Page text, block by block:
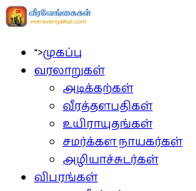
">முகப்பு
வரலாறுகள்
அடிக்கற்கள்
வீரத்தளபதிகள்
உயிராயுதங்கள்
சமர்க்கள நாயகர்கள்
அழியாச்சுடர்கள்
விபரங்கள்